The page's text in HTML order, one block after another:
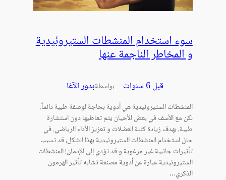
سوء استخدام المنشطات الستيروئيدية
و المخاطر الناجمة عنها
قبل 6 سنوات —بواسطةبدور الآغا
المنشطات الستيروئيدية هي أدوية بحاجة لوصفة طبية دائماً.
لكن مع الأسف في بعض الأحيان يتم تعاطيها دون استشارة
طبية، بهدف زيادة كتلة العضلات و تعزيز الأداء الرياضي. في
حال استخدام المنشطات الستيروئيدية بهذا الشكل، قد تسبب
تأثيرات جانبية غير مرغوبة و قد تؤدي إلى الإدمان! المنشطات
الستيروئيدية عبارة عن أدوية مصنعة تشابه تأثير الهرمون
الذكري…